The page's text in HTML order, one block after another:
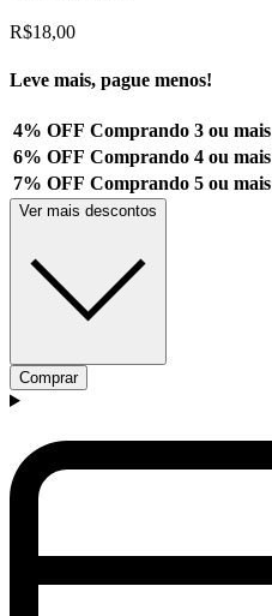
R$18,00
Leve mais, pague menos!
4% OFF Comprando 3 ou mais
6% OFF Comprando 4 ou mais
7% OFF Comprando 5 ou mais
Ver mais descontos
Comprar